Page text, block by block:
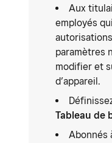
Aux
employés
paramètres
modifier et
d’appareil.
Tableau de
Abonnés